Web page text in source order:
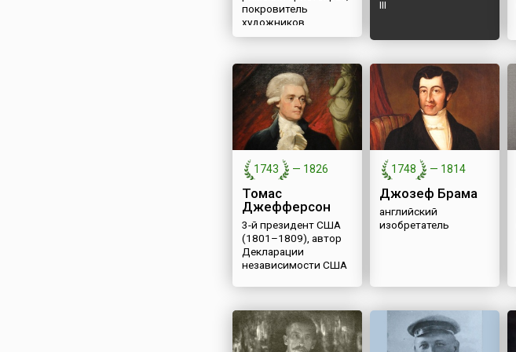
покровитель
художников,
артистов,
III
1743 — 1826
Томас
Джефферсон
3-й президент США
(1801–1809), автор
Декларации
независимости США
1748 — 1814
Джозеф Брама
английский
изобретатель